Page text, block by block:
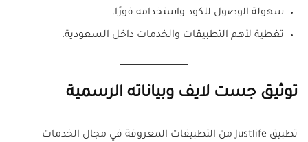
سهولة الوصول للكود واستخدامه فورًا.
تغطية لأهم التطبيقات والخدمات داخل السعودية.
توثيق جست لايف وبياناته الرسمية
تطبيق Justlife من التطبيقات المعروفة في مجال الخدمات